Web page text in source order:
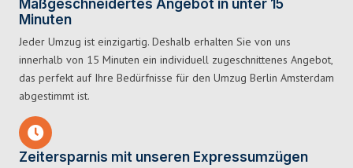
Maßgeschneidertes Angebot in unter 15
Minuten
Jeder Umzug ist einzigartig. Deshalb erhalten Sie von uns
innerhalb von 15 Minuten ein individuell zugeschnittenes Angebot,
das perfekt auf Ihre Bedürfnisse für den Umzug Berlin Amsterdam
abgestimmt ist.
Zeitersparnis mit unseren Expressumzügen